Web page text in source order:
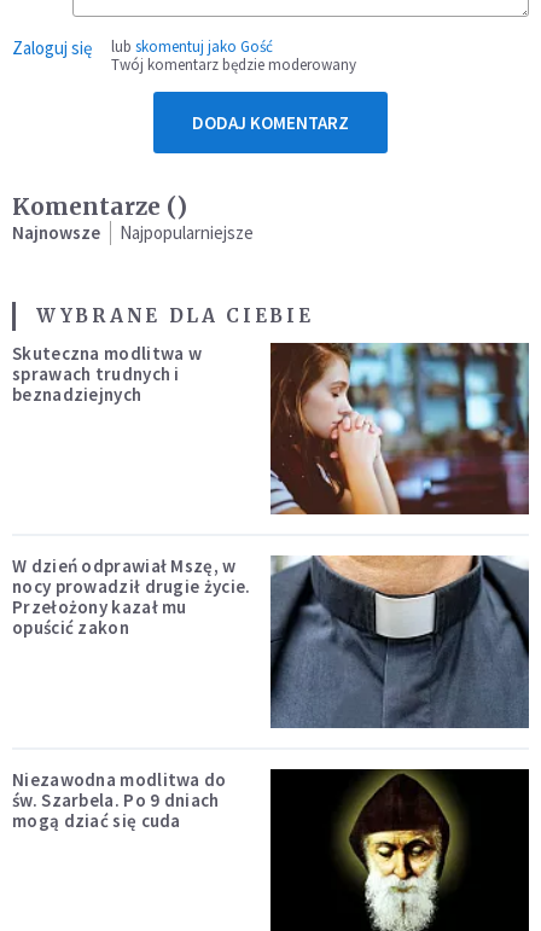
Zaloguj się lub skomentuj jako Gość
Twój komentarz będzie moderowany
DODAJ KOMENTARZ
Komentarze ()
Najnowsze Najpopularniejsze
WYBRANE DLA CIEBIE
Skuteczna modlitwa w
sprawach trudnych i
beznadziejnych
W dzień odprawiał Mszę, w
nocy prowadził drugie życie.
Przełożony kazał mu
opuścić zakon
Niezawodna modlitwa do
św. Szarbela. Po 9 dniach
mogą dziać się cuda